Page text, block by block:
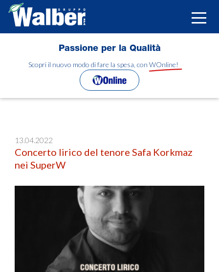
Salta
contenuto
Toggle
Passione per la Qualità
Scopri il nuovo modo di fare la spesa, con WOnline!
13.04.2022
Concerto lirico del tenore Safa Korkmaz
nei SuperW